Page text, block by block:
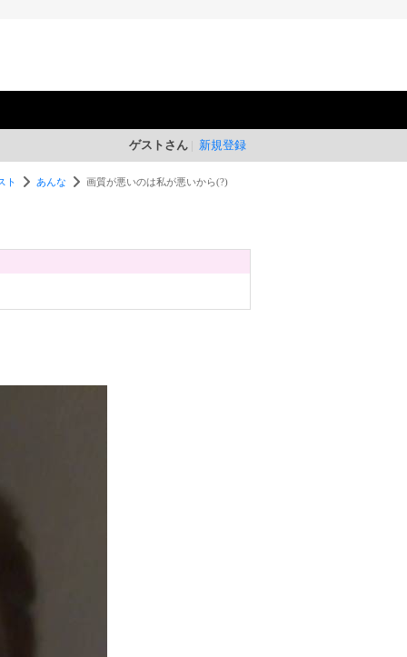
ゲストさん 新規登録
ト あんな 画質が悪いのは私が悪いから(?)